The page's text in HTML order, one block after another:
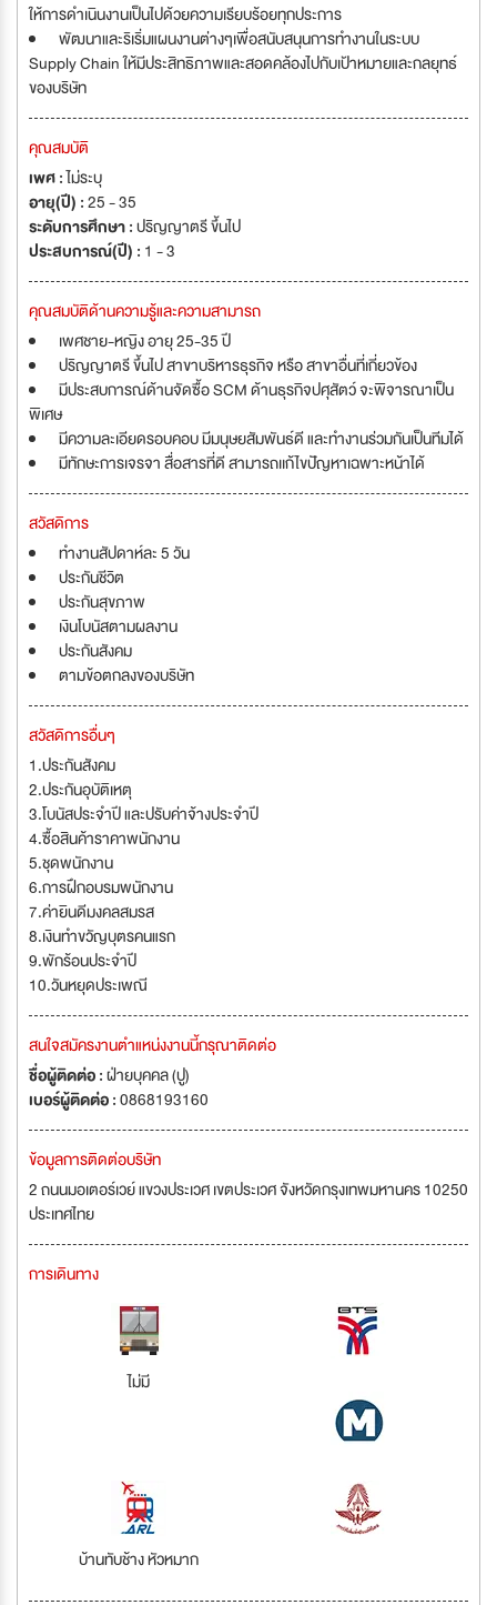
ให้การดำเนินงานเป็นไปด้วยความเรียบร้อยทุกประการ
พัฒนาและริเริ่มแผนงานต่างๆเพื่อสนับสนุนการทำงานในระบบ
Supply Chain ให้มีประสิทธิภาพและสอดคล้องไปกับเป้าหมายและกลยุทธ์
ของบริษัท
คุณสมบัติ
เพศ :ไม่ระบุ
อายุ(ปี) :25 - 35
ระดับการศึกษา :ปริญญาตรี ขึ้นไป
ประสบการณ์(ปี) : 1 - 3
คุณสมบัติด้านความรู้และความสามารถ
เพศชาย-หญิง อายุ 25-35 ปี
ปริญญาตรี ขึ้นไป สาขาบริหารธุรกิจ หรือ สาขาอื่นที่เกี่ยวข้อง
มีประสบการณ์ด้านจัดซื้อ SCM ด้านธุรกิจปศุสัตว์ จะพิจารณาเป็น
พิเศษ
มีความละเอียดรอบคอบ มีมนุษยสัมพันธ์ดี และทำงานร่วมกันเป็นทีมได้
มีทักษะการเจรจา สื่อสารที่ดี สามารถเเก้ไขปัญหาเฉพาะหน้าได้
สวัสดิการ
ทำงานสัปดาห์ละ 5 วัน
ประกันชีวิต
ประกันสุขภาพ
เงินโบนัสตามผลงาน
ประกันสังคม
ตามข้อตกลงของบริษัท
สวัสดิการอื่นๆ
1.ประกันสังคม
2.ประกันอุบัติเหตุ
3.โบนัสประจำปี และปรับค่าจ้างประจำปี
4.ซื้อสินค้าราคาพนักงาน
5.ชุดพนักงาน
6.การฝึกอบรมพนักงาน
7.ค่ายินดีมงคลสมรส
8.เงินทำขวัญบุตรคนแรก
9.พักร้อนประจำปี
10.วันหยุดประเพณี
สนใจสมัครงานตำแหน่งงานนี้กรุณาติดต่อ
ชื่อผู้ติดต่อ :ฝ่ายบุคคล (ปู)
เบอร์ผู้ติดต่อ :0868193160
ข้อมูลการติดต่อบริษัท
2 ถนนมอเตอร์เวย์ แขวงประเวศ เขตประเวศ จังหวัดกรุงเทพมหานคร 10250
ประเทศไทย
การเดินทาง
ไม่มี
บ้านทับช้าง หัวหมาก